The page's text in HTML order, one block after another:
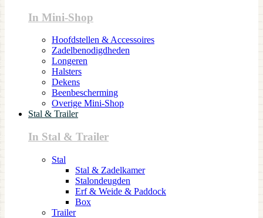
In Mini-Shop
Hoofdstellen & Accessoires
Zadelbenodigdheden
Longeren
Halsters
Dekens
Beenbescherming
Overige Mini-Shop
Stal & Trailer
In Stal & Trailer
Stal
Stal & Zadelkamer
Stalondeugden
Erf & Weide & Paddock
Box
Trailer